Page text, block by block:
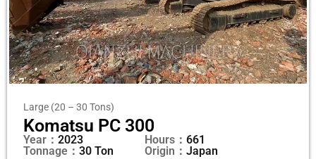
Large (20 – 30 Tons)
Komatsu PC 300
Year： 2023
Tonnage： 30 Ton
Hours： 661
Origin： Japan